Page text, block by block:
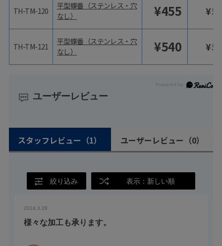
TH-TM-120
TH-TM-121
平型蝶番（ステンレス・穴
なし）
¥455 ¥
平型蝶番（ステンレス・穴
なし）
¥540 ¥
ユーザーレビュー
スタッフレビュー （1） ユーザーレビュー （0）
絞り込み 表示：新しい順
2024.3.28
様々な加工も承ります。